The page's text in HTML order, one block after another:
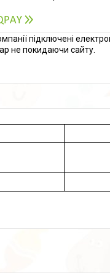
підключені
не покидаючи сайту.